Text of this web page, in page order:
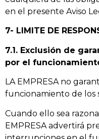
en el presente Aviso
7- LIMITE DE
7.1. Exclusión de
por el
LA EMPRESA no
funcionamiento de los
Cuando ello sea
EMPRESA advertirá